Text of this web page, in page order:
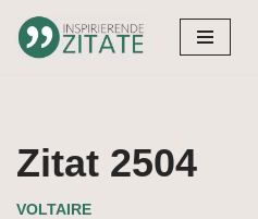
Zum
Zitat 2504
VOLTAIRE